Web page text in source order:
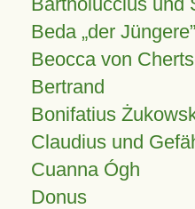
Beda „der Jüngere”
Beocca von
Bertrand
Bonifatius
Claudius und
Cuanna Ógh
Donus